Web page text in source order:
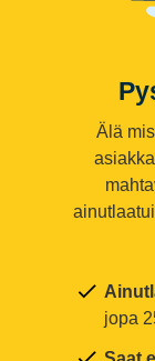
Älä
jopa